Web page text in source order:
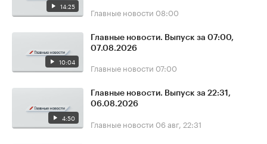
14:25 Главные новости 08:00
10:04
Главные новости. Выпуск за 07:00,
07.08.2026
Главные новости 07:00
4:50
Главные новости. Выпуск за 22:31,
06.08.2026
Главные новости 06 авг, 22:31